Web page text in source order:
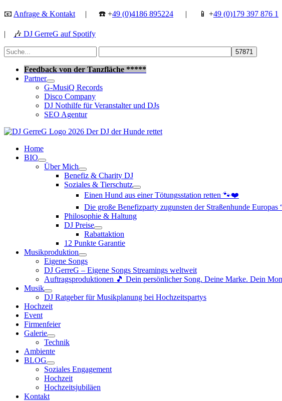
Zum
springen
📧 Anfrage & Kontakt | ☎️ +49 (0)4186 895224 | 📱 +49 (0)179 397 876 1
| 🎶 DJ GerreG auf Spotify
Suchen
nach:
Feedback von der Tanzfläche *****
Partner
G-MusiQ Records
Disco Company
DJ Nothilfe für Veranstalter und DJs
SEO Agentur
Home
BIO
Über Mich
Benefiz & Charity DJ
Soziales & Tierschutz
Einen Hund aus einer Tötungsstation retten 🐾❤️
Die große Benefizparty zugunsten der Straßenhunde Europas
Philosophie & Haltung
DJ Preise
Rabattaktion
12 Punkte Garantie
Musikproduktion
Eigene Songs
DJ GerreG – Eigene Songs Streamings weltweit
Auftragsproduktionen 🎵 Dein persönlicher Song. Deine Marke. Dein
Musik
DJ Ratgeber für Musikplanung bei Hochzeitspartys
Hochzeit
Event
Firmenfeier
Galerie
Technik
Ambiente
BLOG
Soziales Engagement
Hochzeit
Hochzeitsjubiläen
Kontakt